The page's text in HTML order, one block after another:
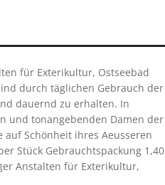
für Exterikultur, Ostseebad
durch täglichen Gebrauch der
dauernd zu erhalten. In
und tonangebenden Damen der
Schönheit ihres Aeusseren
Stück Gebrauchtspackung 1,40
Anstalten für Exterikultur,